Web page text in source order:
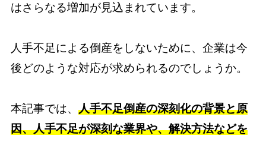
はさらなる増加が見込まれています。
人手不足による倒産をしないために、企業は今
後どのような対応が求められるのでしょうか。
本記事では、 人手不足倒産の深刻化の背景と原
因、人手不足が深刻な業界や、解決方法などを